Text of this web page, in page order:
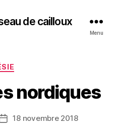
de cailloux
Menu
Catégories
nordiques
Date18 novembre 2018